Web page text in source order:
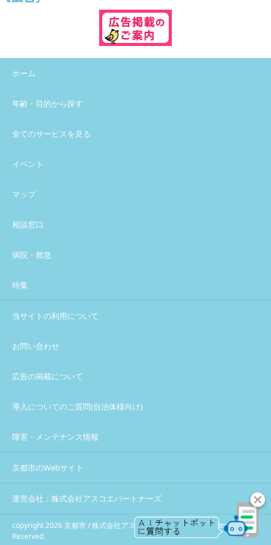
ホーム
年齢・目的から探す
全てのサービスを見る
イベント
マップ
相談窓口
病院・救急
特集
当サイトの利用について
お問い合わせ
広告の掲載について
導入についてのご質問(自治体様向け)
障害・メンテナンス情報
京都市のWebサイト
運営会社：株式会社アスコエパートナーズ
copyright 2026 京都市 / 株式会社アスコエパートナーズ All Rights
Reserved.